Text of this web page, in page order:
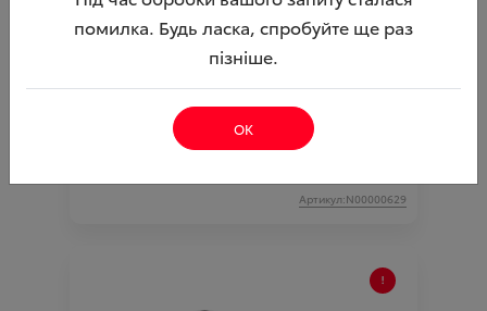
Захисне скло на монітор Toyota Corolla
Ціна аксесуара
Ціна з встановленням
Артикул:N00000629
помилка. Будь ласка, спробуйте ще раз
пізніше.
ОК